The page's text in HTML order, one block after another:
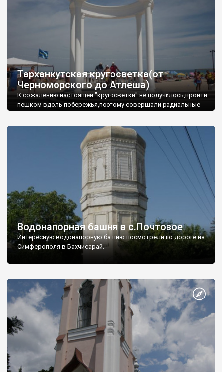
Тарханкутская кругосветка(от
Черноморского до Атлеша)
К сожалению настоящей "кругосветки" не получилось,пройти
пешком вдоль побережья,поэтому совершали радиальные
Водонапорная башня в с.Почтовое
Интересную водонапорную башню посмотрели по дороге из
Симферополя в Бахчисарай.